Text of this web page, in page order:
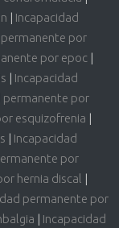
| Incapacidad
por
por epoc|
| Incapacidad
permanente por
esquizofrenia |
| Incapacidad
por
hernia discal |
permanente por
| Incapacidad